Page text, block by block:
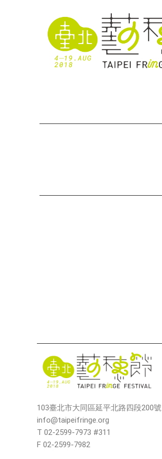
103臺北市大同區延平北路四段200號
info@taipeifringe.org
T 02-2599-7973 #311
F 02-2599-7982